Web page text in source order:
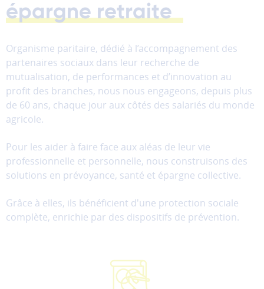
épargne retraite
Organisme paritaire, dédié à l’accompagnement des
partenaires sociaux dans leur recherche de
mutualisation, de performances et d’innovation au
profit des branches, nous nous engageons, depuis plus
de 60 ans, chaque jour aux côtés des salariés du monde
agricole.
Pour les aider à faire face aux aléas de leur vie
professionnelle et personnelle, nous construisons des
solutions en prévoyance, santé et épargne collective.
Grâce à elles, ils bénéficient d'une protection sociale
complète, enrichie par des dispositifs de prévention.